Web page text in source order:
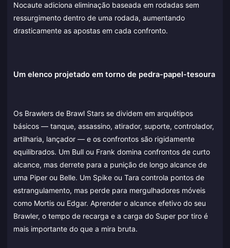
Nocaute adiciona eliminação baseada em rodadas sem
ressurgimento dentro de uma rodada, aumentando
drasticamente as apostas em cada confronto.
Um elenco projetado em torno de pedra-papel-tesoura
Os Brawlers de Brawl Stars se dividem em arquétipos
básicos — tanque, assassino, atirador, suporte, controlador,
artilharia, lançador — e os confrontos são rigidamente
equilibrados. Um Bull ou Frank domina confrontos de curto
alcance, mas derrete para a punição de longo alcance de
uma Piper ou Belle. Um Spike ou Tara controla pontos de
estrangulamento, mas perde para mergulhadores móveis
como Mortis ou Edgar. Aprender o alcance efetivo do seu
Brawler, o tempo de recarga e a carga do Super por tiro é
mais importante do que a mira bruta.